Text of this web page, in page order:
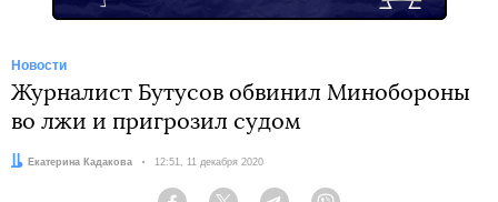
Новости
Журналист Бутусов обвинил Минобороны
во лжи и пригрозил судом
Автор:Екатерина Кадакова Дата:
12:51, 11 декабря 2020